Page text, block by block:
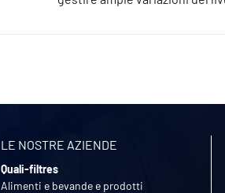
LE NOSTRE AZIENDE
Quali-filtres
Alimenti e bevande e prodotti